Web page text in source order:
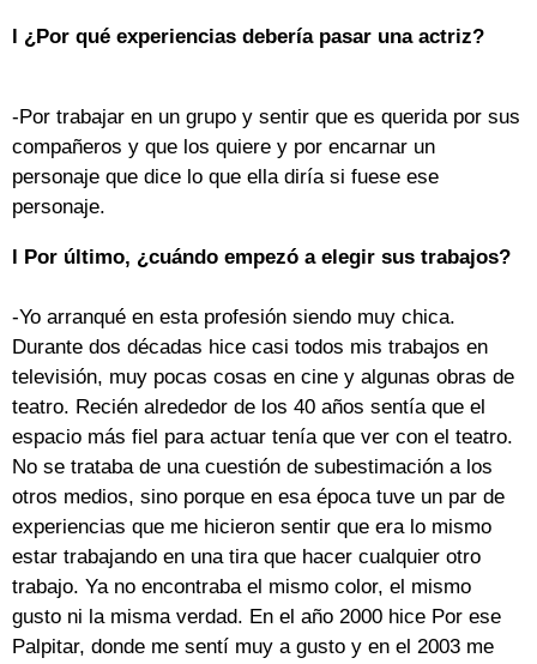
l ¿Por qué experiencias debería pasar una actriz?
-Por trabajar en un grupo y sentir que es querida por sus
compañeros y que los quiere y por encarnar un
personaje que dice lo que ella diría si fuese ese
personaje.
l Por último, ¿cuándo empezó a elegir sus trabajos?
-Yo arranqué en esta profesión siendo muy chica.
Durante dos décadas hice casi todos mis trabajos en
televisión, muy pocas cosas en cine y algunas obras de
teatro. Recién alrededor de los 40 años sentía que el
espacio más fiel para actuar tenía que ver con el teatro.
No se trataba de una cuestión de subestimación a los
otros medios, sino porque en esa época tuve un par de
experiencias que me hicieron sentir que era lo mismo
estar trabajando en una tira que hacer cualquier otro
trabajo. Ya no encontraba el mismo color, el mismo
gusto ni la misma verdad. En el año 2000 hice Por ese
Palpitar, donde me sentí muy a gusto y en el 2003 me